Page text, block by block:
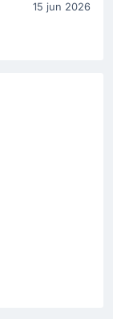
15 jun 2026